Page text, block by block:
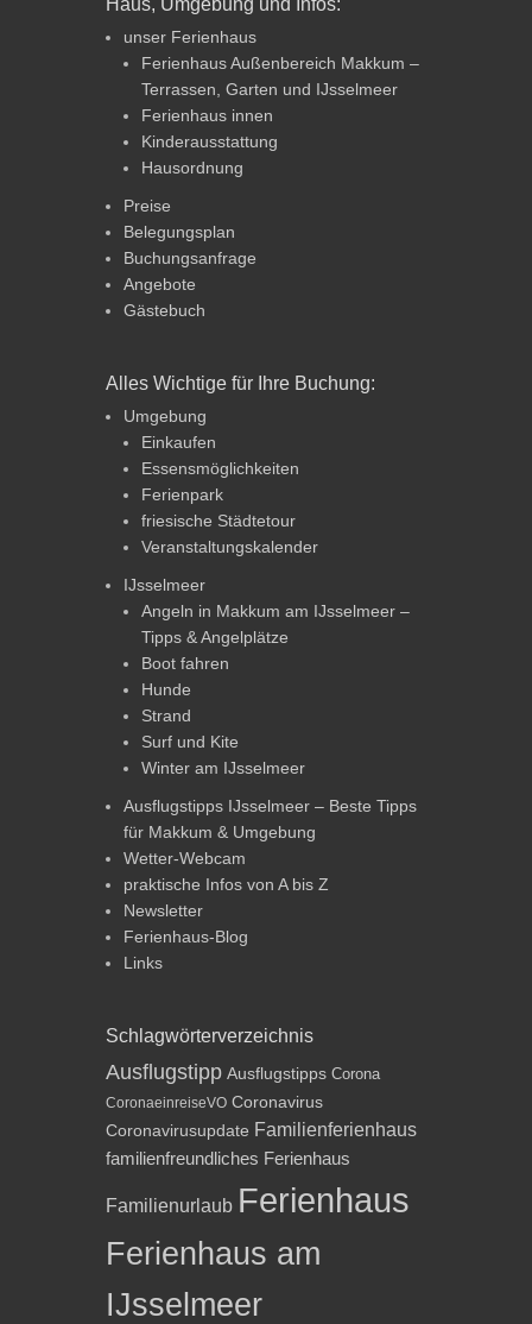
Haus, Umgebung und Infos:
unser Ferienhaus
Ferienhaus Außenbereich Makkum –
Terrassen, Garten und IJsselmeer
Ferienhaus innen
Kinderausstattung
Hausordnung
Preise
Belegungsplan
Buchungsanfrage
Angebote
Gästebuch
Alles Wichtige für Ihre Buchung:
Umgebung
Einkaufen
Essensmöglichkeiten
Ferienpark
friesische Städtetour
Veranstaltungskalender
IJsselmeer
Angeln in Makkum am IJsselmeer –
Tipps & Angelplätze
Boot fahren
Hunde
Strand
Surf und Kite
Winter am IJsselmeer
Ausflugstipps IJsselmeer – Beste Tipps
für Makkum & Umgebung
Wetter-Webcam
praktische Infos von A bis Z
Newsletter
Ferienhaus-Blog
Links
Schlagwörterverzeichnis
Ausflugstipp Ausflugstipps Corona
CoronaeinreiseVO Coronavirus
Coronavirusupdate Familienferienhaus
familienfreundliches Ferienhaus
Familienurlaub Ferienhaus
Ferienhaus am
IJsselmeer